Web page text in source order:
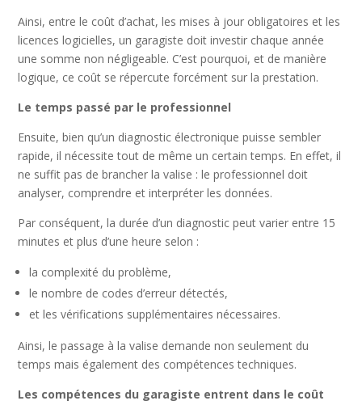
Ainsi, entre le coût d’achat, les mises à jour obligatoires et les
licences logicielles, un garagiste doit investir chaque année
une somme non négligeable. C’est pourquoi, et de manière
logique, ce coût se répercute forcément sur la prestation.
Le temps passé par le professionnel
Ensuite, bien qu’un diagnostic électronique puisse sembler
rapide, il nécessite tout de même un certain temps. En effet, il
ne suffit pas de brancher la valise : le professionnel doit
analyser, comprendre et interpréter les données.
Par conséquent, la durée d’un diagnostic peut varier entre 15
minutes et plus d’une heure selon :
la complexité du problème,
le nombre de codes d’erreur détectés,
et les vérifications supplémentaires nécessaires.
Ainsi, le passage à la valise demande non seulement du
temps mais également des compétences techniques.
Les compétences du garagiste entrent dans le coût